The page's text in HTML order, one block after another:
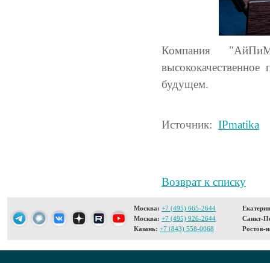
Компания
будущем.
Источник: IPmatika
Возврат к списку
Москва: +7 (495) 665-2644
Москва: +7 (495) 926-2644
Казань: +7 (843) 558-0068
Санкт-
Ростов-